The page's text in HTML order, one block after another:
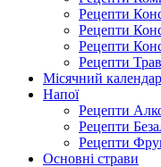
Рецепти
Рецепти
Рецепти
Рецепти
Місячний
Напої
Рецепти
Рецепти
Рецепти
Основні страви